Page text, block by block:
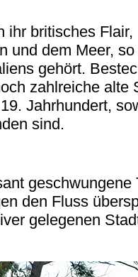
ihr britisches
und dem Meer,
gehört.
zahlreiche alte
Jahrhundert,
sind.
geschwungene
den Fluss
gelegenen